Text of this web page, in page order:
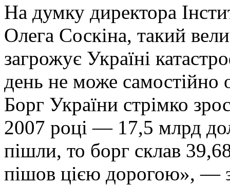
На думку директора
Олега Соскіна, такий
загрожує Україні
день не може самостійно
Борг України стрімко
2007 році — 17,5 млрд
пішли, то борг склав
пішов цією дорогою», —